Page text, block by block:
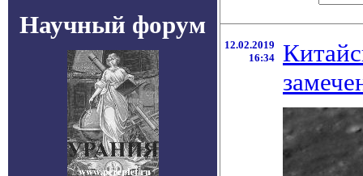
Научный форум
12.02.2019
16:34